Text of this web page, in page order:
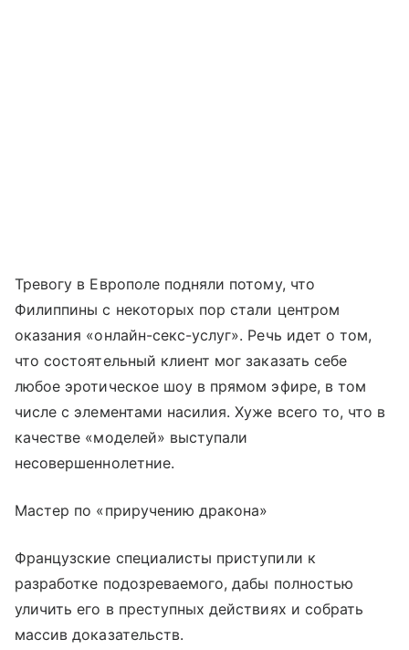
Тревогу в Европоле подняли потому, что
Филиппины с некоторых пор стали центром
оказания «онлайн-секс-услуг». Речь идет о том,
что состоятельный клиент мог заказать себе
любое эротическое шоу в прямом эфире, в том
числе с элементами насилия. Хуже всего то, что в
качестве «моделей» выступали
несовершеннолетние.
Мастер по «приручению дракона»
Французские специалисты приступили к
разработке подозреваемого, дабы полностью
уличить его в преступных действиях и собрать
массив доказательств.